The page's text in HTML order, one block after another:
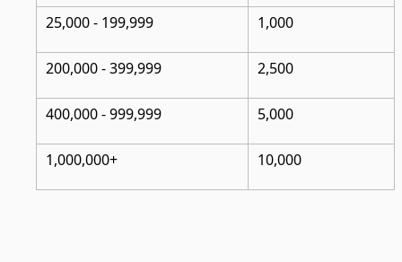
25,000 - 199,999 1,000
200,000 - 399,999 2,500
400,000 - 999,999 5,000
1,000,000+ 10,000